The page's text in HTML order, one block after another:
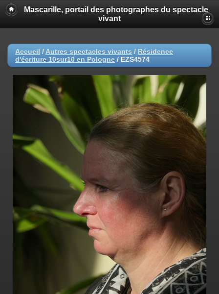
Mascarille, portail des photographes du spectacle
vivant
Accueil / Autres spectacles vivants / Résidence
d'écriture 10sur10 en Pologne / EZS4574